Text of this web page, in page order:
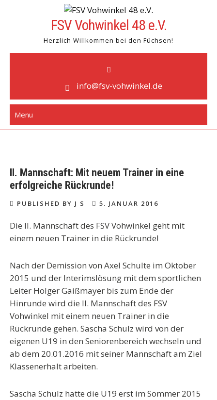
FSV Vohwinkel 48 e.V.
Herzlich Willkommen bei den Füchsen!
info@fsv-vohwinkel.de
Menu
II. Mannschaft: Mit neuem Trainer in eine
erfolgreiche Rückrunde!
PUBLISHED BY J S 5. JANUAR 2016
Die II. Mannschaft des FSV Vohwinkel geht mit
einem neuen Trainer in die Rückrunde!
Nach der Demission von Axel Schulte im Oktober
2015 und der Interimslösung mit dem sportlichen
Leiter Holger Gaißmayer bis zum Ende der
Hinrunde wird die II. Mannschaft des FSV
Vohwinkel mit einem neuen Trainer in die
Rückrunde gehen. Sascha Schulz wird von der
eigenen U19 in den Seniorenbereich wechseln und
ab dem 20.01.2016 mit seiner Mannschaft am Ziel
Klassenerhalt arbeiten.
Sascha Schulz hatte die U19 erst im Sommer 2015